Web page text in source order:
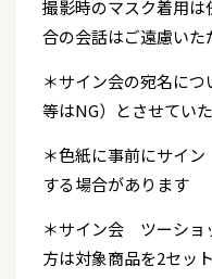
撮影時のマスク着用
合の会話はご遠慮いた
＊サイン会の宛名に
等はNG）とさせてい
＊色紙に事前にサイ
する場合があります
＊サイン会 ツーショ
方は対象商品を2セッ